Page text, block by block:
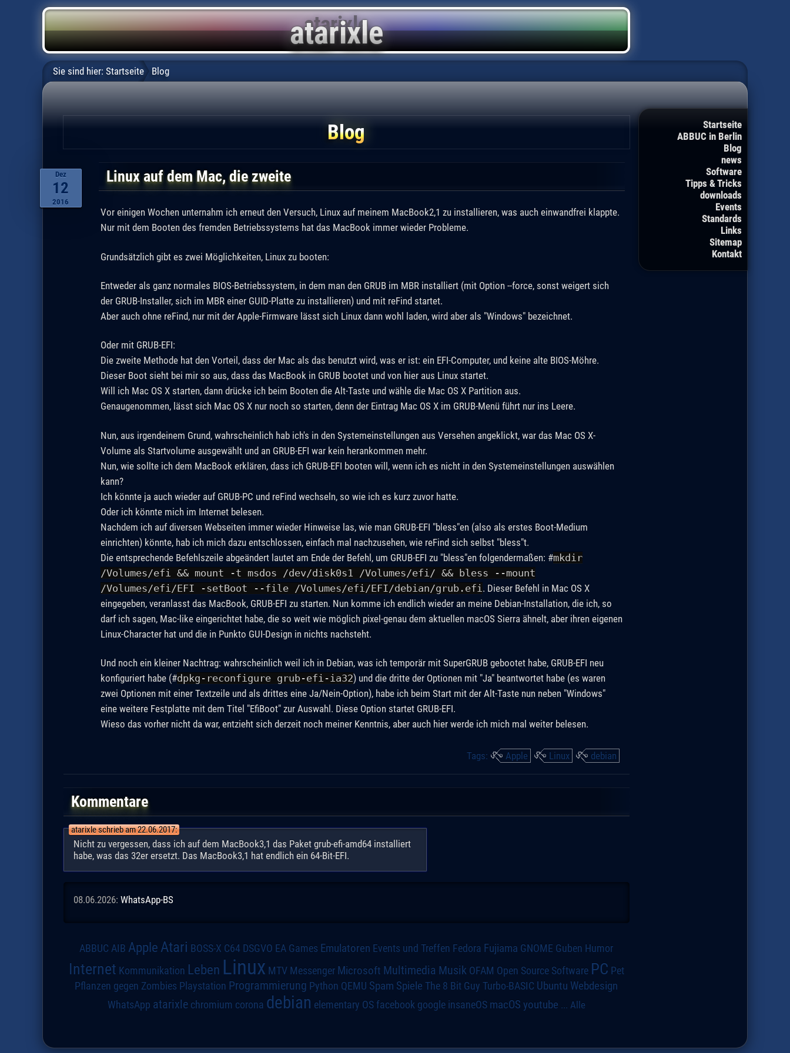
Startseite
ABBUC in Berlin
Blog
news
Software
Tipps & Tricks
downloads
Events
Standards
Links
Sitemap
Kontakt
Sie sind hier: Startseite Blog
Blog
Dez
12
2016
Linux auf dem Mac, die zweite
Vor einigen Wochen unternahm ich erneut den Versuch, Linux auf meinem MacBook2,1 zu installieren, was auch einwandfrei klappte.
Nur mit dem Booten des fremden Betriebssystems hat das MacBook immer wieder Probleme.
Grundsätzlich gibt es zwei Möglichkeiten, Linux zu booten:
Entweder als ganz normales BIOS-Betriebssystem, in dem man den GRUB im MBR installiert (mit Option --force, sonst weigert sich
der GRUB-Installer, sich im MBR einer GUID-Platte zu installieren) und mit reFind startet.
Aber auch ohne reFind, nur mit der Apple-Firmware lässt sich Linux dann wohl laden, wird aber als "Windows" bezeichnet.
Oder mit GRUB-EFI:
Die zweite Methode hat den Vorteil, dass der Mac als das benutzt wird, was er ist: ein EFI-Computer, und keine alte BIOS-Möhre.
Dieser Boot sieht bei mir so aus, dass das MacBook in GRUB bootet und von hier aus Linux startet.
Will ich Mac OS X starten, dann drücke ich beim Booten die Alt-Taste und wähle die Mac OS X Partition aus.
Genaugenommen, lässt sich Mac OS X nur noch so starten, denn der Eintrag Mac OS X im GRUB-Menü führt nur ins Leere.
Nun, aus irgendeinem Grund, wahrscheinlich hab ich's in den Systemeinstellungen aus Versehen angeklickt, war das Mac OS X-
Volume als Startvolume ausgewählt und an GRUB-EFI war kein herankommen mehr.
Nun, wie sollte ich dem MacBook erklären, dass ich GRUB-EFI booten will, wenn ich es nicht in den Systemeinstellungen auswählen
kann?
Ich könnte ja auch wieder auf GRUB-PC und reFind wechseln, so wie ich es kurz zuvor hatte.
Oder ich könnte mich im Internet belesen.
Nachdem ich auf diversen Webseiten immer wieder Hinweise las, wie man GRUB-EFI "bless"en (also als erstes Boot-Medium
einrichten) könnte, hab ich mich dazu entschlossen, einfach mal nachzusehen, wie reFind sich selbst "bless"t.
Die entsprechende Befehlszeile abgeändert lautet am Ende der Befehl, um GRUB-EFI zu "bless"en folgendermaßen: #mkdir
/Volumes/efi && mount -t msdos /dev/disk0s1 /Volumes/efi/ && bless --mount
/Volumes/efi/EFI -setBoot --file /Volumes/efi/EFI/debian/grub.efi. Dieser Befehl in Mac OS X
eingegeben, veranlasst das MacBook, GRUB-EFI zu starten. Nun komme ich endlich wieder an meine Debian-Installation, die ich, so
darf ich sagen, Mac-like eingerichtet habe, die so weit wie möglich pixel-genau dem aktuellen macOS Sierra ähnelt, aber ihren eigenen
Linux-Character hat und die in Punkto GUI-Design in nichts nachsteht.
Und noch ein kleiner Nachtrag: wahrscheinlich weil ich in Debian, was ich temporär mit SuperGRUB gebootet habe, GRUB-EFI neu
konfiguriert habe (#dpkg-reconfigure grub-efi-ia32) und die dritte der Optionen mit "Ja" beantwortet habe (es waren
zwei Optionen mit einer Textzeile und als drittes eine Ja/Nein-Option), habe ich beim Start mit der Alt-Taste nun neben "Windows"
eine weitere Festplatte mit dem Titel "EfiBoot" zur Auswahl. Diese Option startet GRUB-EFI.
Wieso das vorher nicht da war, entzieht sich derzeit noch meiner Kenntnis, aber auch hier werde ich mich mal weiter belesen.
Tags: Apple Linux debian
Kommentare
atarixle schrieb am 22.06.2017:
Nicht zu vergessen, dass ich auf dem MacBook3,1 das Paket grub-efi-amd64 installiert
habe, was das 32er ersetzt. Das MacBook3,1 hat endlich ein 64-Bit-EFI.
08.06.2026: WhatsApp-BS
ABBUC AIB Apple Atari BOSS-X C64 DSGVO EA Games Emulatoren Events und Treffen Fedora Fujiama GNOME Guben Humor
Internet Kommunikation Leben Linux MTV Messenger Microsoft Multimedia Musik OFAM Open Source Software PC Pet
Pflanzen gegen Zombies Playstation Programmierung Python QEMU Spam Spiele The 8 Bit Guy Turbo-BASIC Ubuntu Webdesign
WhatsApp atarixle chromium corona debian elementary OS facebook google insaneOS macOS youtube ... Alle